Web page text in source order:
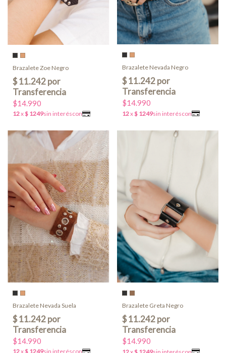
Brazalete Zoe Negro
$14.990
Brazalete Nevada Negro
$14.990
Brazalete Nevada Suela
$14.990
Brazalete Greta Negro
$14.990